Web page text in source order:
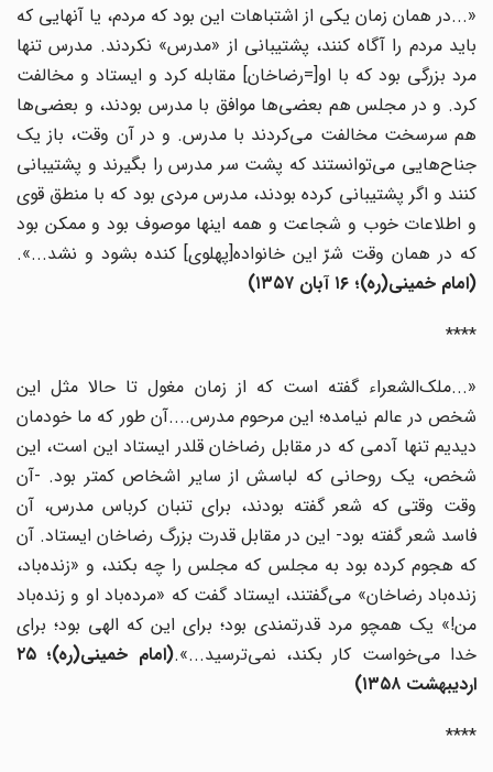
«...در همان زمان یکی از اشتباهات این بود که مردم، یا آنهایی که
باید مردم را آگاه کنند، پشتیبانی از «مدرس» نکردند. مدرس تنها
مرد بزرگی بود که با او[=رضاخان] مقابله کرد و ایستاد و مخالفت
کرد. و در مجلس هم بعضی‌ها موافق با مدرس بودند، و بعضی‌ها
هم سرسخت مخالفت می‌کردند با مدرس. و در آن وقت، باز یک
جناح‌هایی می‌توانستند که پشت سر مدرس را بگیرند و پشتیبانی
کنند و اگر پشتیبانی کرده بودند، مدرس مردی بود که با منطق قوی
و اطلاعات خوب و شجاعت و همه اینها موصوف بود و ممکن بود
که در همان وقت شرّ این خانواده[پهلوی] کنده بشود و نشد...».
(امام خمینی(ره)؛۱۶ آبان۱۳۵۷)
****
«...ملک‌الشعراء گفته است که از زمان مغول تا حالا مثل این
شخص در عالم نیامده؛ این مرحوم مدرس....آن طور که ما خودمان
دیدیم تنها آدمی که در مقابل رضاخان قلدر ایستاد این است، این
شخص، یک روحانی که لباسش از سایر اشخاص کمتر بود. -آن
وقت وقتی که شعر گفته بودند، برای تنبان کرباس مدرس، آن
فاسد شعر گفته بود- این در مقابل قدرت بزرگ رضاخان ایستاد. آن
که هجوم کرده بود به مجلس که مجلس را چه بکند، و «زنده‌باد،
زنده‌باد رضاخان» می‌گفتند، ایستاد گفت که «مرده‌باد او و زنده‌باد
من!» یک همچو مرد قدرتمندی بود؛ برای این که الهی بود؛ برای
خدا می‌خواست کار بکند، نمی‌ترسید...».
(امام خمینی(ره)؛ ۲۵
اردیبهشت ۱۳۵۸
)
****